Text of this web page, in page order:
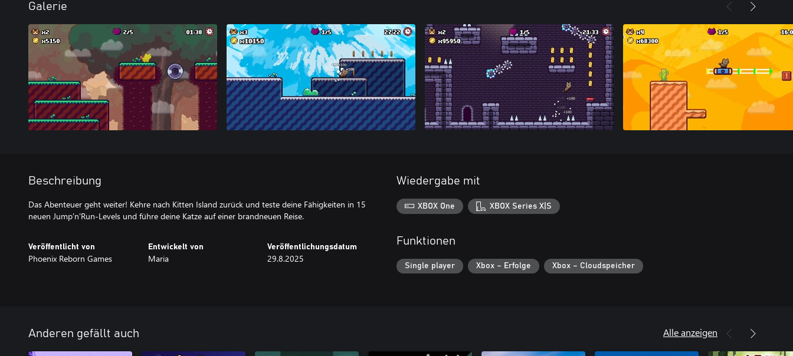
Galerie
Beschreibung
Das Abenteuer geht weiter! Kehre nach Kitten Island zurück und teste deine Fähigkeiten in 15
neuen Jump'n'Run-Levels und führe deine Katze auf einer brandneuen Reise.
Veröffentlicht von
Phoenix Reborn Games
Entwickelt von
Maria
Veröffentlichungsdatum
29.8.2025
Wiedergabe mit
XBOX One XBOX Series X|S
Funktionen
Single player Xbox – Erfolge Xbox – Cloudspeicher
Anderen gefällt auch Alle anzeigen